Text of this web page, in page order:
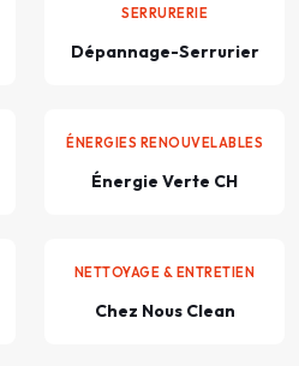
SERRURERIE
Dépannage-Serrurier
ÉNERGIES RENOUVELABLES
Énergie Verte CH
NETTOYAGE & ENTRETIEN
Chez Nous Clean